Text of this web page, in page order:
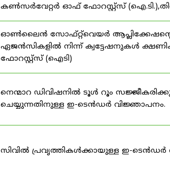
കൺസർവേറ്റർ ഓഫ് ഫോറസ്റ്റ്സ്
ഓൺലൈൻ സോഫ്റ്റ്‌വെയർ ആപ്ലിക്കേഷന്റെ
ഏജൻസികളിൽ നിന്ന് ക്വട്ടേഷനുകൾ
ഫോറസ്റ്റ്സ് (ഐടി)
നെന്മാറ ഡിവിഷനിൽ ടൂൾ റൂം
ചെയ്യുന്നതിനുള്ള ഇ-ടെൻഡർ വിജ്ഞാപനം.
സിവിൽ പ്രവൃത്തികൾക്കായുള്ള ഇ-ടെൻഡർ